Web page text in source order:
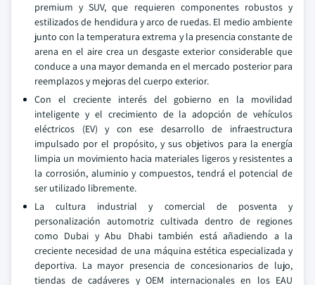
premium y SUV, que requieren componentes robustos y
estilizados de hendidura y arco de ruedas. El medio ambiente
junto con la temperatura extrema y la presencia constante de
arena en el aire crea un desgaste exterior considerable que
conduce a una mayor demanda en el mercado posterior para
reemplazos y mejoras del cuerpo exterior.
Con el creciente interés del gobierno en la movilidad
inteligente y el crecimiento de la adopción de vehículos
eléctricos (EV) y con ese desarrollo de infraestructura
impulsado por el propósito, y sus objetivos para la energía
limpia un movimiento hacia materiales ligeros y resistentes a
la corrosión, aluminio y compuestos, tendrá el potencial de
ser utilizado libremente.
La cultura industrial y comercial de posventa y
personalización automotriz cultivada dentro de regiones
como Dubai y Abu Dhabi también está añadiendo a la
creciente necesidad de una máquina estética especializada y
deportiva. La mayor presencia de concesionarios de lujo,
tiendas de cadáveres y OEM internacionales en los EAU